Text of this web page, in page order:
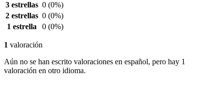
3 estrellas 0 (0%)
2 estrellas 0 (0%)
1 estrella
0 (0%)
1 valoración
Aún no se han escrito valoraciones en español, pero hay 1
valoración en otro idioma.